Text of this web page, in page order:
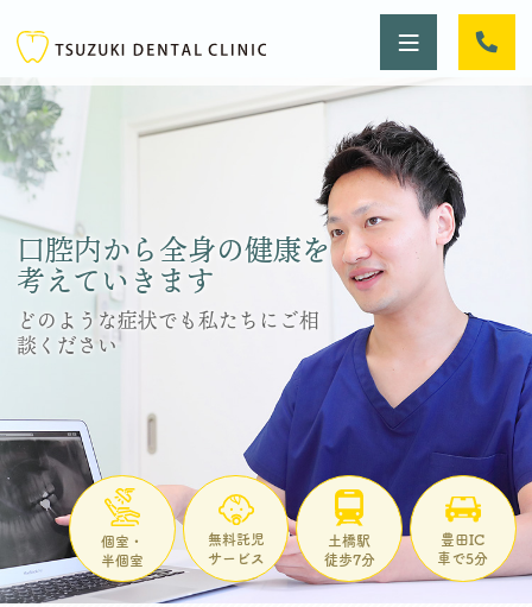
口腔内から全身の健康を
考えていきます
どのような症状でも私たちにご相
談ください
個室・
半個室
無料託児
サービス
土橋駅
徒歩7分
豊田IC
車で5分